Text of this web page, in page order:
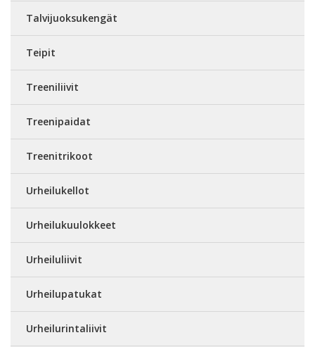
Talvijuoksukengät
Teipit
Treeniliivit
Treenipaidat
Treenitrikoot
Urheilukellot
Urheilukuulokkeet
Urheiluliivit
Urheilupatukat
Urheilurintaliivit